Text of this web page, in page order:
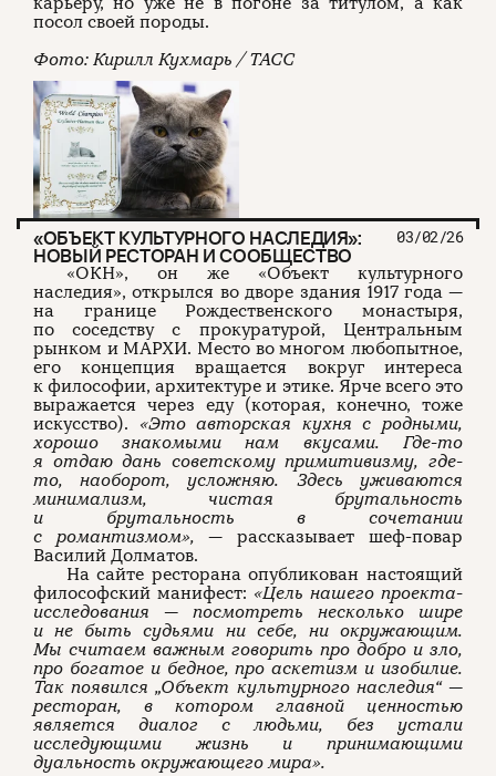
посол своей породы.
Фото: Кирилл Кухмарь / ТАСС
«ОБЪЕКТ КУЛЬТУРНОГО НАСЛЕДИЯ»:
НОВЫЙ РЕСТОРАН И СООБЩЕСТВО
03/02/26
«ОКН», он же «Объект культурного
наследия», открылся во дворе здания 1917 года —
на границе Рождественского монастыря,
по соседству с прокуратурой, Центральным
рынком и МАРХИ. Место во многом любопытное,
его концепция вращается вокруг интереса
к философии, архитектуре и этике. Ярче всего это
выражается через еду (которая, конечно, тоже
искусство). «Это авторская кухня с родными,
хорошо знакомыми нам вкусами. Где-то
я отдаю дань советскому примитивизму, где-
то, наоборот, усложняю. Здесь уживаются
минимализм, чистая брутальность
и брутальность в сочетании
с романтизмом», — рассказывает шеф-повар
Василий Долматов.
На сайте ресторана опубликован настоящий
философский манифест: «Цель нашего проекта-
исследования — посмотреть несколько шире
и не быть судьями ни себе, ни окружающим.
Мы считаем важным говорить про добро и зло,
про богатое и бедное, про аскетизм и изобилие.
Так появился „Объект культурного наследия“ —
ресторан, в котором главной ценностью
является диалог с людьми, без устали
исследующими жизнь и принимающими
дуальность окружающего мира».